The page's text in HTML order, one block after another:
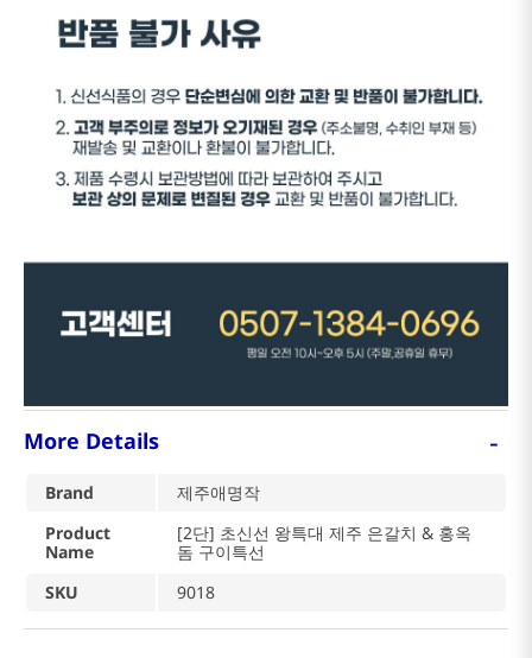
More Details -
Brand
제주애명작
Product
Name
[2단] 초신선 왕특대 제주 은갈치 & 홍옥
돔 구이특선
SKU
9018